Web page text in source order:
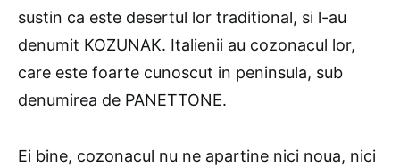
sustin ca este desertul lor traditional, si l-au
denumit KOZUNAK. Italienii au cozonacul lor,
care este foarte cunoscut in peninsula, sub
denumirea de PANETTONE.
Ei bine, cozonacul nu ne apartine nici noua, nici